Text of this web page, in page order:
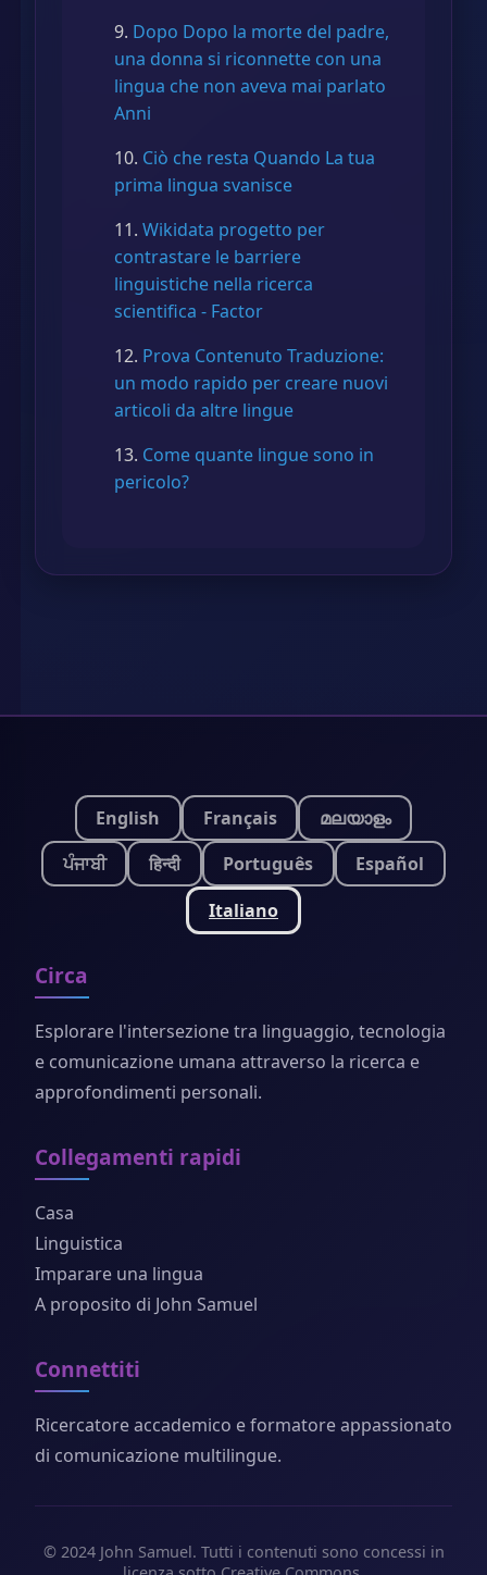
Dopo Dopo la morte del padre,
una donna si riconnette con una
lingua che non aveva mai parlato
Anni
Ciò che resta Quando La tua
prima lingua svanisce
Wikidata progetto per
contrastare le barriere
linguistiche nella ricerca
scientifica - Factor
Prova Contenuto Traduzione:
un modo rapido per creare nuovi
articoli da altre lingue
Come quante lingue sono in
pericolo?
English Français
മലയാളം
ਪੰਜਾਬੀ
हिन्दी Português
Español
Italiano
Circa
Esplorare l'intersezione tra linguaggio, tecnologia
e comunicazione umana attraverso la ricerca e
approfondimenti personali.
Collegamenti rapidi
Casa
Linguistica
Imparare una lingua
A proposito di John Samuel
Connettiti
Ricercatore accademico e formatore appassionato
di comunicazione multilingue.
© 2024 John Samuel. Tutti i contenuti sono concessi in